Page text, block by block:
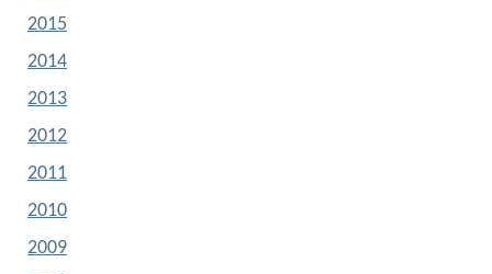
2015
2014
2013
2012
2011
2010
2009